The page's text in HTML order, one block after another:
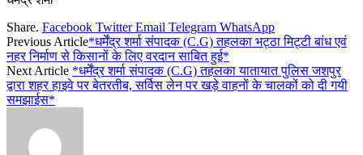
Share. Facebook Twitter Email Telegram WhatsApp
Previous Article*धर्मेंद्र शर्मा संपादक (C.G) तहलका भट्ठा मिट्टी बांध एवं
नहर निर्माण से किसानों के लिए वरदान साबित हुई*
Next Article *धर्मेंद्र शर्मा संपादक (C.G) तहलका यातायात पुलिस जशपुर
द्वारा शहर हाइवे पर बेतरतीब, सर्विस लेन पर खड़े वाहनों के चालकों को दी गयी
समझाईस*